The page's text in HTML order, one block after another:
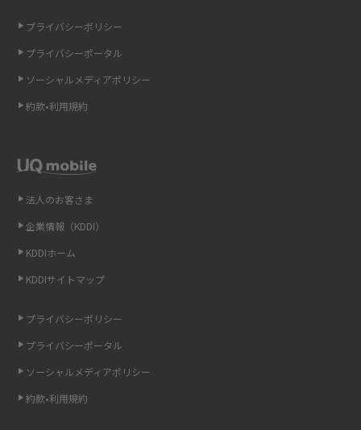
ギガバイト（GB）とは？1GBの目安やギガが足りない時の対処法を紹介
Wi-Fi 6とは？Wi-Fi 5との違いやメリットと注意点、規格の種類も解説
光ファイバーとは？仕組みやメリット・デメリットを初心者向けにわかり
やすく解説
ストリーミング再生とは？ダウンロードとの違いやメリット・デメリット
引っ越し費用の相場は？ひとり暮らしや家族の場合の目安や費用を抑える
法人のお客さま
企業情報（KDDI）
KDDIホーム
KDDIサイトマップ
プライバシーポリシー
プライバシーポータル
ソーシャルメディアポリシー
約款•利用規約
プライバシーポリシー
プライバシーポータル
ソーシャルメディアポリシー
約款•利用規約